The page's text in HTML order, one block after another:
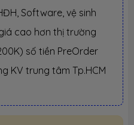
Software, vệ sinh
cao hơn thị trường
số tiền PreOrder
KV trung tâm Tp.HCM